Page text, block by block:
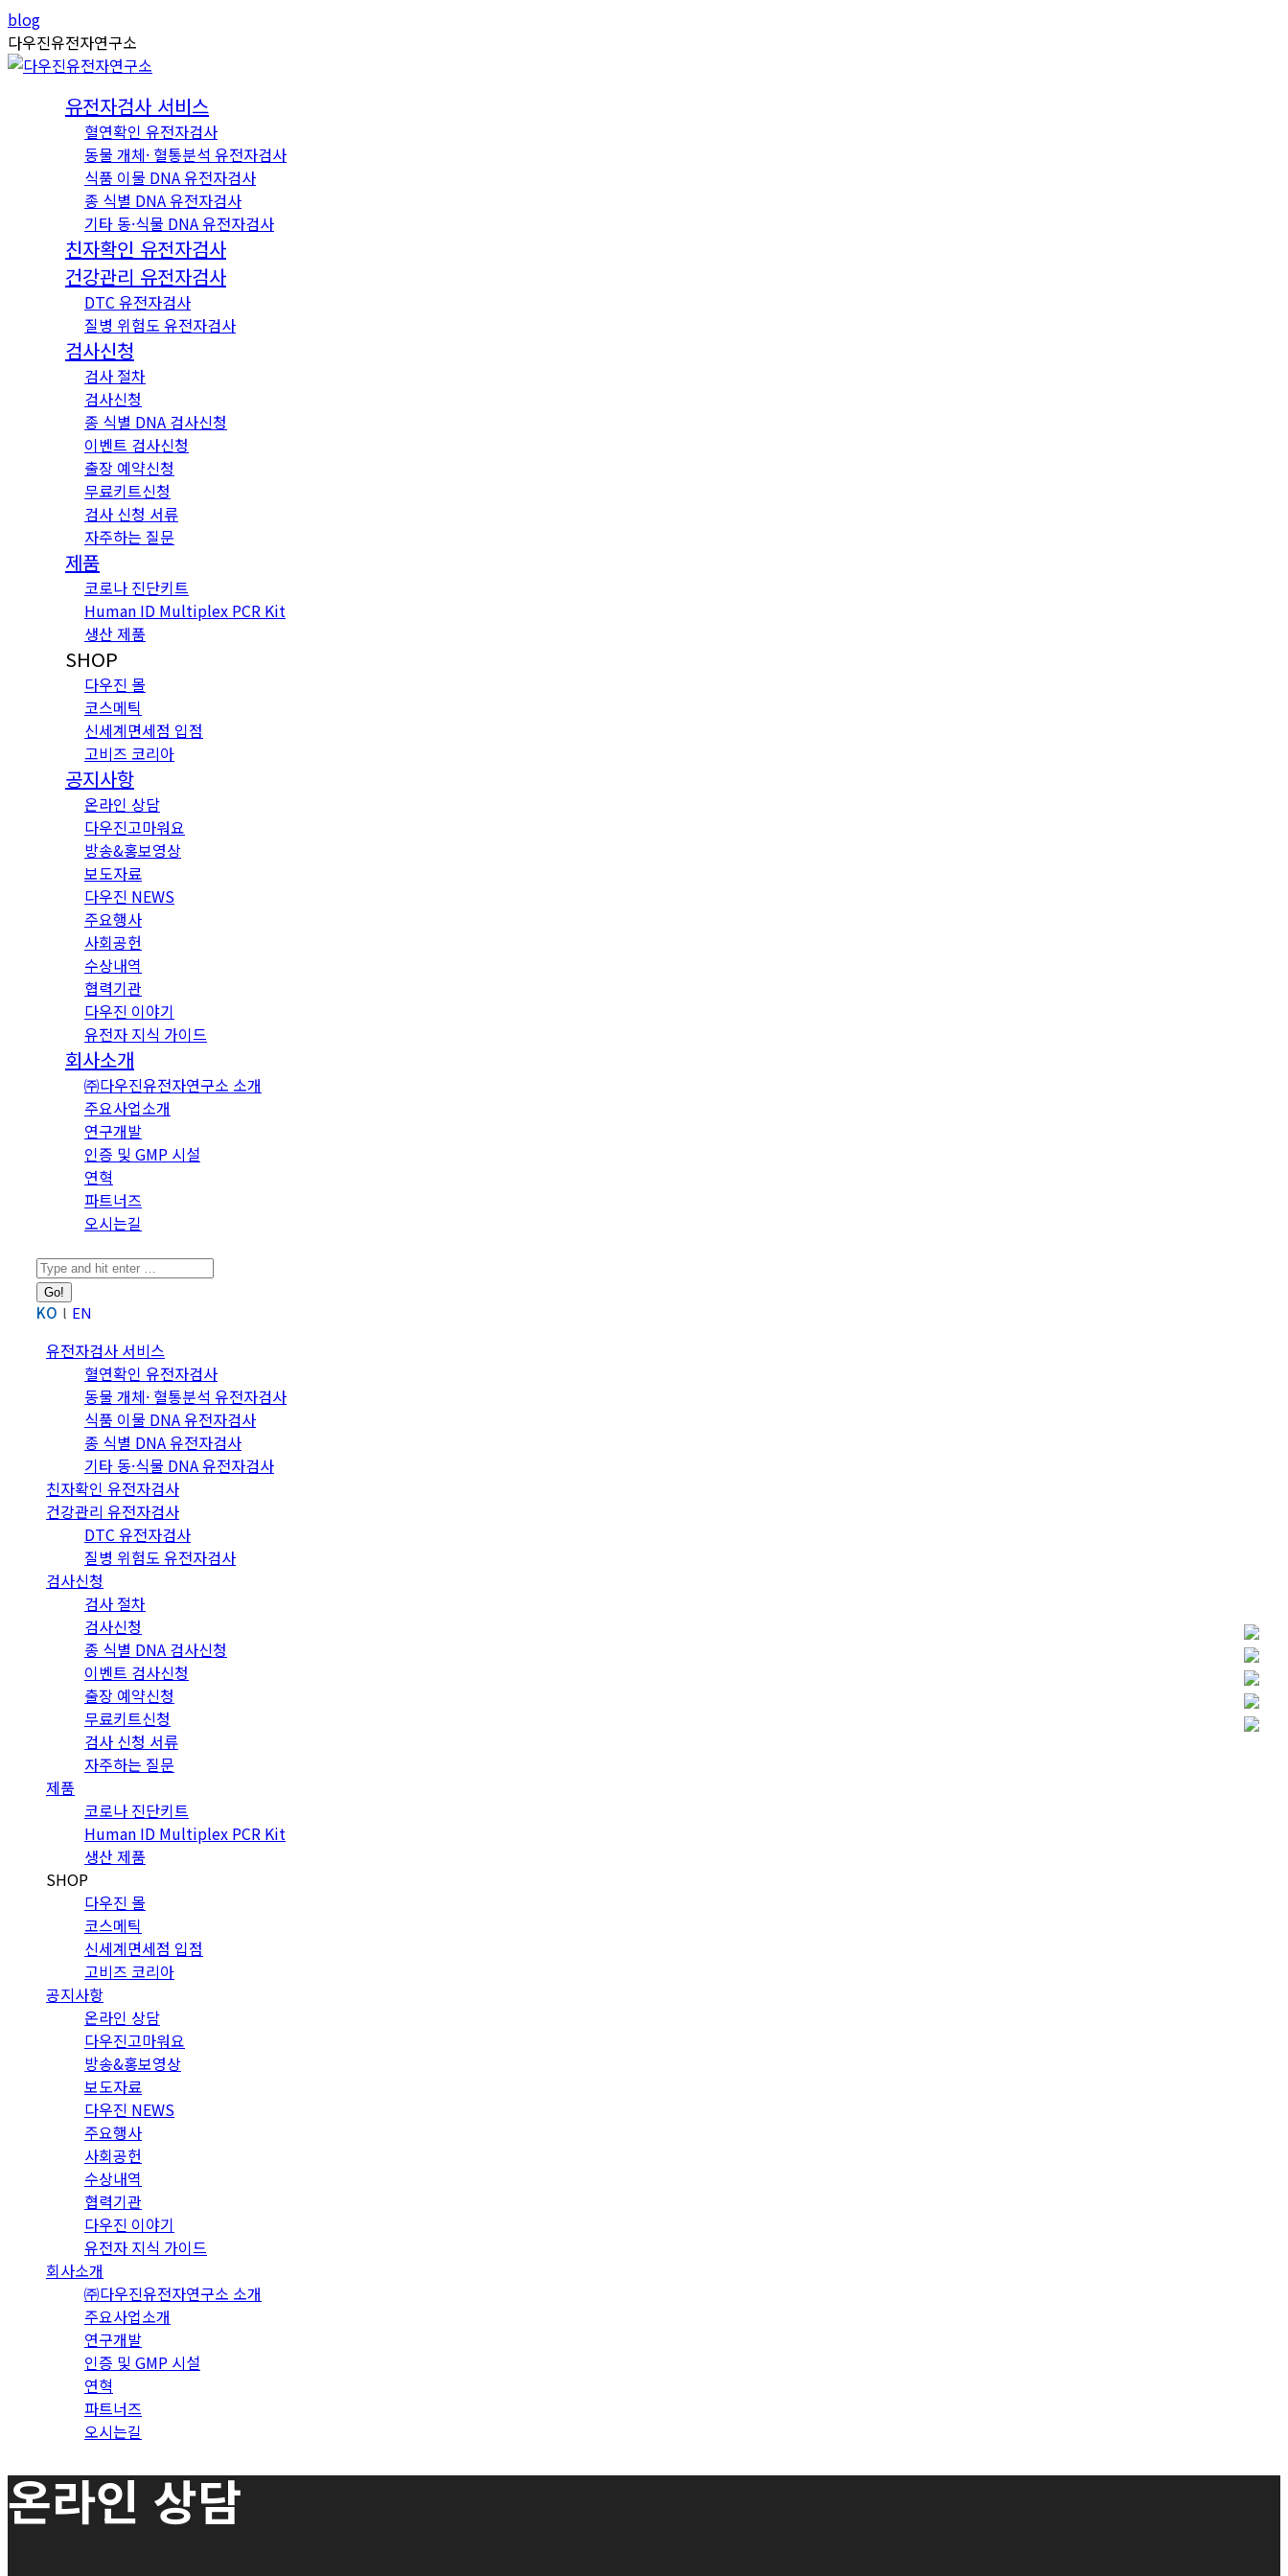
Skip
to
content
Instagram
page
opens
YouTube
page
opens
blog
다우진유전자연구소
유전자검사 서비스
혈연확인 유전자검사
동물 개체· 혈통분석 유전자검사
식품 이물 DNA 유전자검사
종 식별 DNA 유전자검사
기타 동·식물 DNA 유전자검사
친자확인 유전자검사
건강관리 유전자검사
DTC 유전자검사
질병 위험도 유전자검사
검사신청
검사 절차
검사신청
종 식별 DNA 검사신청
이벤트 검사신청
출장 예약신청
무료키트신청
검사 신청 서류
자주하는 질문
제품
코로나 진단키트
Human ID Multiplex PCR Kit
생산 제품
SHOP
다우진 몰
코스메틱
신세계면세점 입점
고비즈 코리아
공지사항
온라인 상담
다우진고마워요
방송&홍보영상
보도자료
다우진 NEWS
주요행사
사회공헌
수상내역
협력기관
다우진 이야기
유전자 지식 가이드
회사소개
㈜다우진유전자연구소 소개
주요사업소개
연구개발
인증 및 GMP 시설
연혁
파트너즈
오시는길
Search:
KO EN
유전자검사 서비스
혈연확인 유전자검사
동물 개체· 혈통분석 유전자검사
식품 이물 DNA 유전자검사
종 식별 DNA 유전자검사
기타 동·식물 DNA 유전자검사
친자확인 유전자검사
건강관리 유전자검사
DTC 유전자검사
질병 위험도 유전자검사
검사신청
검사 절차
검사신청
종 식별 DNA 검사신청
이벤트 검사신청
출장 예약신청
무료키트신청
검사 신청 서류
자주하는 질문
제품
코로나 진단키트
Human ID Multiplex PCR Kit
생산 제품
SHOP
다우진 몰
코스메틱
신세계면세점 입점
고비즈 코리아
공지사항
온라인 상담
다우진고마워요
방송&홍보영상
보도자료
다우진 NEWS
주요행사
사회공헌
수상내역
협력기관
다우진 이야기
유전자 지식 가이드
회사소개
㈜다우진유전자연구소 소개
주요사업소개
연구개발
인증 및 GMP 시설
연혁
파트너즈
오시는길
온라인 상담